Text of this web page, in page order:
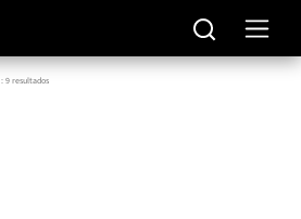
:9resultados